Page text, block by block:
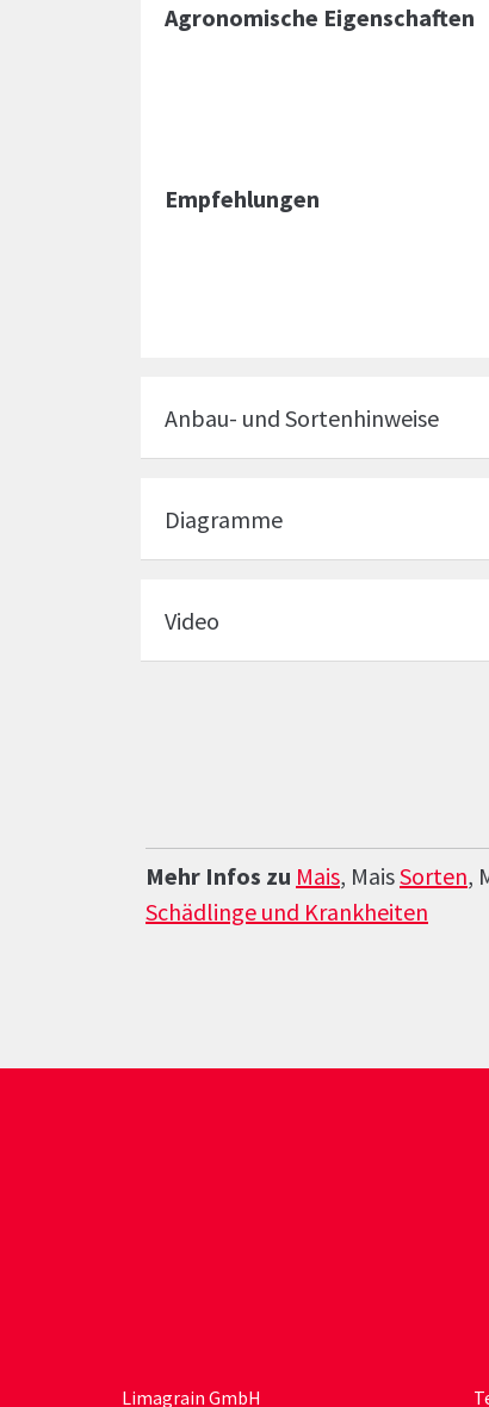
Agronomische Eigenschaften
Empfehlungen
Anbau- und Sortenhinweise
Diagramme
Video
Mehr Infos zu Mais, MaisSorten,
Schädlinge und Krankheiten
Limagrain GmbH